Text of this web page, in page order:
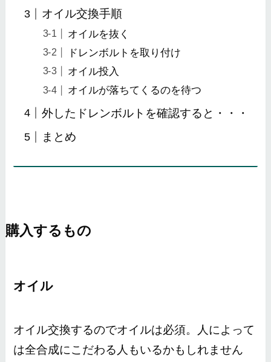
オイル交換手順
オイルを抜く
ドレンボルトを取り付け
オイル投入
オイルが落ちてくるのを待つ
外したドレンボルトを確認すると・・・
まとめ
購入するもの
オイル
オイル交換するのでオイルは必須。人によって
は全合成にこだわる人もいるかもしれません